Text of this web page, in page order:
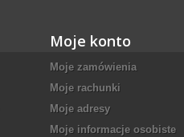
Moje konto
Moje zamówienia
Moje rachunki
Moje adresy
Moje informacje osobiste